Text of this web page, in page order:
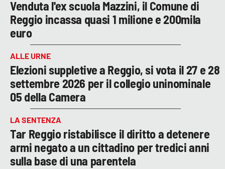
Venduta l'ex scuola Mazzini, il Comune di
Reggio incassa quasi 1 milione e 200mila
euro
ALLE URNE
Elezioni suppletive a Reggio, si vota il 27 e 28
settembre 2026 per il collegio uninominale
05 della Camera
LA SENTENZA
Tar Reggio ristabilisce il diritto a detenere
armi negato a un cittadino per tredici anni
sulla base di una parentela